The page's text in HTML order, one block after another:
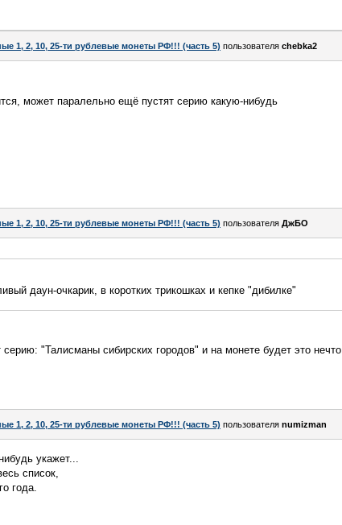
1, 2, 10, 25-ти рублевые монеты РФ!!! (часть 5) пользователя chebka2
может паралельно ещё пустят серию какую-нибудь
1, 2, 10, 25-ти рублевые монеты РФ!!! (часть 5) пользователя ДжБО
даун-очкарик, в коротких трикошках и кепке "дибилке"
"Талисманы сибирских городов" и на монете будет это нечто
1, 2, 10, 25-ти рублевые монеты РФ!!! (часть 5) пользователя numizman
укажет...
список,
года.